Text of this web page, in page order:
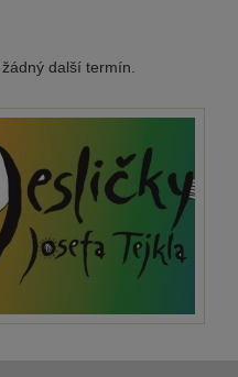
další termín.